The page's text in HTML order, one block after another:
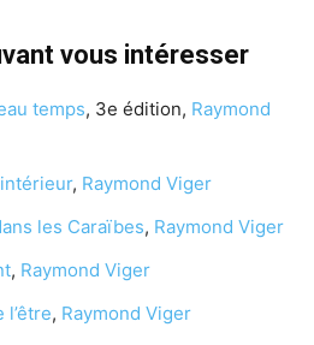
vous intéresser
temps, 3e édition, Raymond
, Raymond Viger
les Caraïbes, Raymond Viger
, Raymond Viger
, Raymond Viger